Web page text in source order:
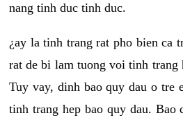
nang tinh duc tinh duc.
¿ay la tinh trang rat pho bien ca
rat de bi lam tuong voi tinh trang
Tuy vay, dinh bao quy dau o tre
tinh trang hep bao quy dau.